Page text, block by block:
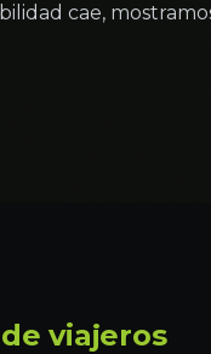
cae,
viajeros